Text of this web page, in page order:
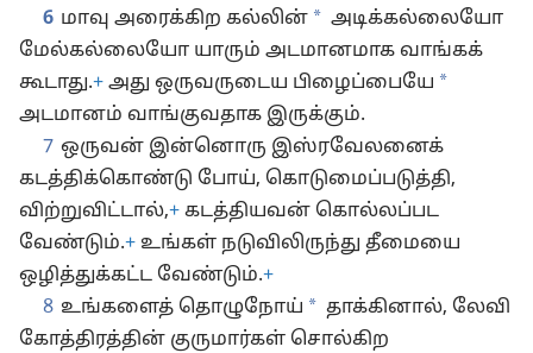
6 மாவு அரைக்கிற கல்லின் * அடிக்கல்லையோ
மேல்கல்லையோ யாரும் அடமானமாக வாங்கக்
கூடாது.+ அது ஒருவருடைய பிழைப்பையே *
அடமானம் வாங்குவதாக இருக்கும்.
7 ஒருவன் இன்னொரு இஸ்ரவேலனைக்
கடத்திக்கொண்டு போய், கொடுமைப்படுத்தி,
விற்றுவிட்டால்,+ கடத்தியவன் கொல்லப்பட
வேண்டும்.+ உங்கள் நடுவிலிருந்து தீமையை
ஒழித்துக்கட்ட வேண்டும்.+
8 உங்களைத் தொழுநோய் * தாக்கினால், லேவி
கோத்திரத்தின் குருமார்கள் சொல்கிற